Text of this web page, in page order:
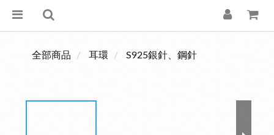
全部商品 耳環 S925銀針、鋼針